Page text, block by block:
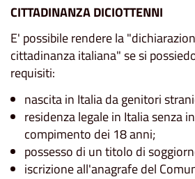
CITTADINANZA DICIOTTENNI
E' possibile rendere la
cittadinanza italiana" se si
requisiti:
nascita in Italia da genitori
residenza legale in Italia senza
compimento dei 18 anni;
possesso di un titolo di
iscrizione all'anagrafe del